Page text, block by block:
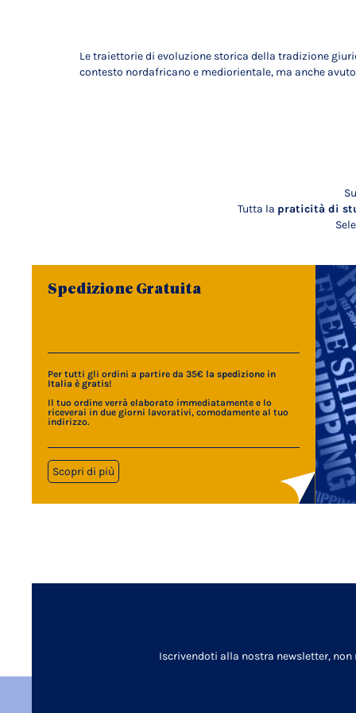
Le traiettorie di evoluzione storica della tradizione
contesto nordafricano e mediorientale, ma anche
Tutta la praticità di
Spedizione Gratuita
Per tutti gli ordini a partire da 35€ la spedizione in
Italia è gratis!
Il tuo ordine verrà elaborato immediatamente e lo
riceverai in due giorni lavorativi, comodamente al tuo
indirizzo.
Scopri di più
Iscrivendoti alla nostra newsletter,